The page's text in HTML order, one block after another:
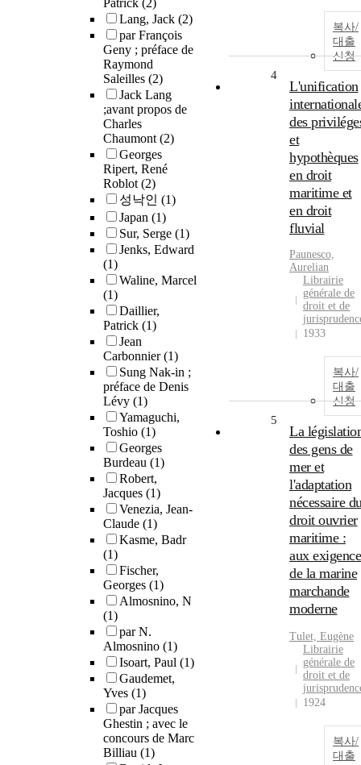
Patrick (2)
Lang, Jack (2)
par François
Geny ; préface de
Raymond
Saleilles (2)
Jack Lang
;avant propos de
Charles
Chaumont(2)
Georges
Ripert, René
Roblot(2)
성낙인 (1)
Japan (1)
Sur, Serge (1)
Jenks, Edward
(1)
Waline, Marcel
(1)
Daillier,
Patrick (1)
Jean
Carbonnier(1)
Sung Nak-in ;
préface de Denis
Lévy (1)
Yamaguchi,
Toshio (1)
Georges
Burdeau (1)
Robert,
Jacques (1)
Venezia, Jean-
Claude (1)
Kasme, Badr
(1)
Fischer,
Georges (1)
Almosnino, N
(1)
par N.
Almosnino (1)
Isoart, Paul (1)
Gaudemet,
Yves (1)
par Jacques
Ghestin ; avec le
concours de Marc
Billiau (1)
복사/
대출
신청
4
L'unification
des
et
hypothèques
en droit
maritime et
en droit
fluvial
Paunesco,
Aurelian
Librairie
générale de
droit et de
1933
복사/
대출
신청
5
La
des gens de
mer et
l'adaptation
nécessaire
droit ouvrier
maritime :
aux
de la marine
marchande
moderne
Tulet, Eugène
Librairie
générale de
droit et de
1924
복사/
대출